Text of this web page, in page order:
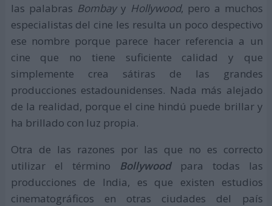
las palabras Bombayy Hollywood, pero a muchos
especialistas del cine les resulta un poco despectivo
ese nombre porque parece hacer referencia a un
cine que no tiene suficiente calidad y que
simplemente crea sátiras de las grandes
producciones estadounidenses. Nada más alejado
de la realidad, porque el cine hindú puede brillar y
ha brillado con luz propia.
Otra de las razones por las que no es correcto
utilizar el término
Bollywoodpara todas las
producciones de India, es que existen estudios
cinematográficos en otras ciudades del país